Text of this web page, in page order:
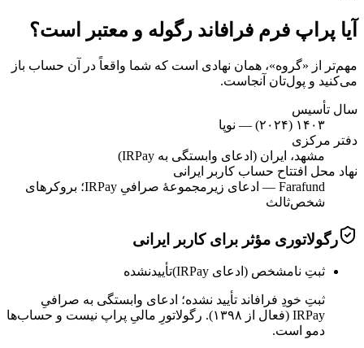
آیا پراپ فرم فرافاند رگوله و معتبر است؟
مهم‌تر از «گروه»، همان نهادی است که شما واقعاً در آن حساب باز
می‌کنید و پول‌تان آنجاست.
سال تأسیس
۱۴۰۳ (۲۰۲۴) — نوپا
دفتر مرکزی
مشهد، ایران (ادعای وابستگی به IRPay)
نهاد محل افتتاح حساب کاربر ایرانی
Farafund — ادعای زیرمجموعهٔ صرافیِ IRPay؛ بروکرهای
شخص‌ثالث
رگولاتوری مؤثر برای کاربر ایرانی
ثبتِ نامشخص (ادعای IRPay) تأییدنشده
ثبتِ خودِ فرافاند تأیید نشده؛ ادعای وابستگی به صرافیِ
IRPay (فعال از ۱۳۹۸). رگولاتورِ مالیِ پراپ نیست و حساب‌ها
دمو است.